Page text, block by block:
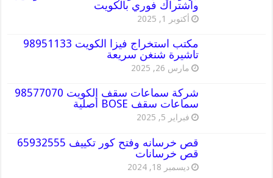
واشتراك فوري بالكويت
أكتوبر 1, 2025
مكتب استخراج فيزا الكويت 98951133
تاشيرة شنغن سريعة
مارس 26, 2025
شركة سماعات سقف الكويت 98577070
سماعات سقف BOSE أصلية
فبراير 5, 2025
قص خرسانه وفتح كور تكييف 65932555
قص خرسانات
ديسمبر 18, 2024